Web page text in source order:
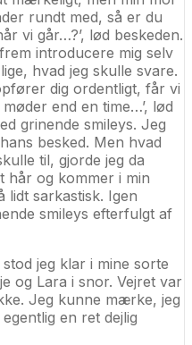
rundt med, så er du
vi går…?’, lød beskeden.
introducere mig selv
hvad jeg skulle svare.
dig ordentligt, får vi
end en time…’, lød
grinende smileys. Jeg
besked. Men hvad
til, gjorde jeg da
hår og kommer i min
lidt sarkastisk. Igen
smileys efterfulgt af
jeg klar i mine sorte
og Lara i snor. Vejret var
Jeg kunne mærke, jeg
en ret dejlig